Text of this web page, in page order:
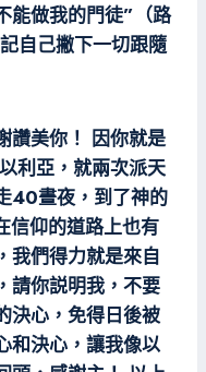
能做我的門徒”（路
自己撇下一切跟隨
讚美你！ 因你就是
利亞，就兩次派天
40晝夜，到了神的
信仰的道路上也有
我們得力就是來自
請你説明我，不要
決心，免得日後被
和決心，讓我像以